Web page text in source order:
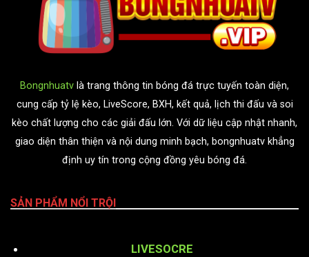
Bongnhuatv là trang thông tin bóng đá trực tuyến toàn diện,
cung cấp tỷ lệ kèo, LiveScore, BXH, kết quả, lịch thi đấu và soi
kèo chất lượng cho các giải đấu lớn. Với dữ liệu cập nhật nhanh,
giao diện thân thiện và nội dung minh bạch, bongnhuatv khẳng
định uy tín trong cộng đồng yêu bóng đá.
SẢN PHẨM NỔI TRỘI
LIVESOCRE